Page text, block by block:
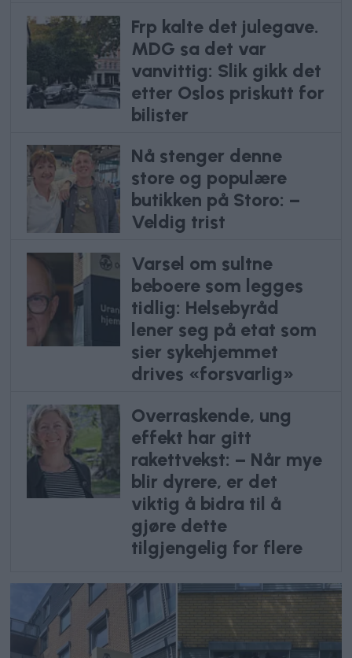
Frp kalte det julegave.
MDG sa det var
vanvittig: Slik gikk det
etter Oslos priskutt for
bilister
Nå stenger denne
store og populære
butikken på Storo: –
Veldig trist
Varsel om sultne
beboere som legges
tidlig: Helsebyråd
lener seg på etat som
sier sykehjemmet
drives «forsvarlig»
Overraskende, ung
effekt har gitt
rakettvekst: – Når mye
blir dyrere, er det
viktig å bidra til å
gjøre dette
tilgjengelig for flere